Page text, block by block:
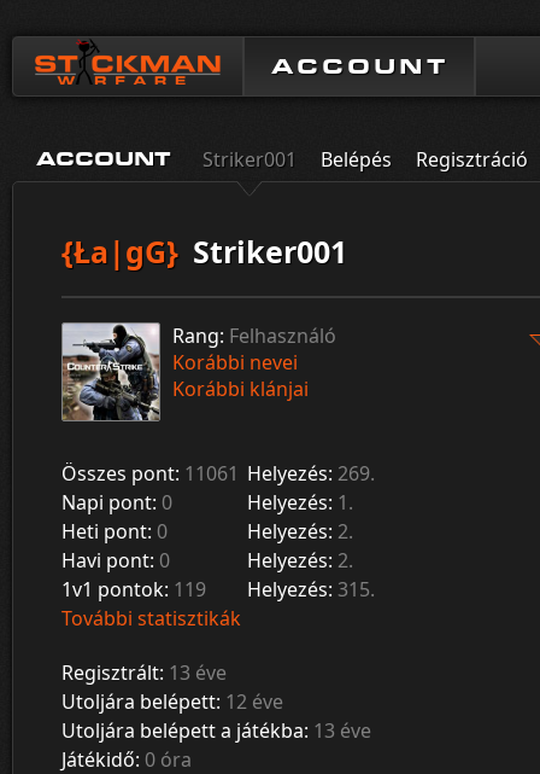
ACCOUNT
ACCOUNT Striker001 Belépés Regisztráció
{Ła|gG} Striker001
Rang: Felhasználó
Korábbi nevei
Korábbi klánjai
Összes pont: 11061 Helyezés: 269.
Napi pont: 0 Helyezés: 1.
Heti pont: 0 Helyezés: 2.
Havi pont: 0 Helyezés: 2.
1v1 pontok: 119 Helyezés: 315.
További statisztikák
Regisztrált: 13 éve
Utoljára belépett: 12 éve
Utoljára belépett a játékba: 13 éve
Játékidő: 0 óra